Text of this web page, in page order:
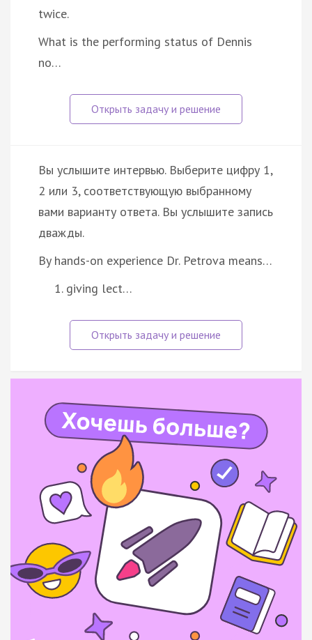
twice.
What is the performing status of Dennis
no…
Вы услышите интервью. Выберите цифру 1,
2 или 3, соответствующую выбранному
вами варианту ответа. Вы услышите запись
дважды.
By hands-on experience Dr. Petrova means…
giving lect…